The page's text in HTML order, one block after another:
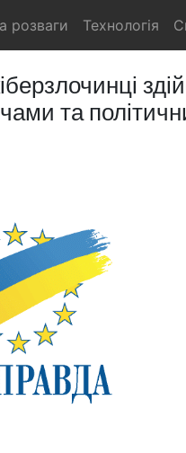
розваги Технологія
та